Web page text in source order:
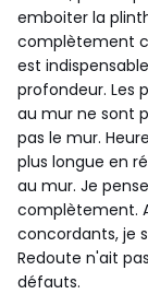
emboiter la
complètement
est
profondeur. Les
au mur ne sont
pas le mur.
plus longue en
au mur. Je
complètement.
concordants, je
Redoute n'ait
défauts.